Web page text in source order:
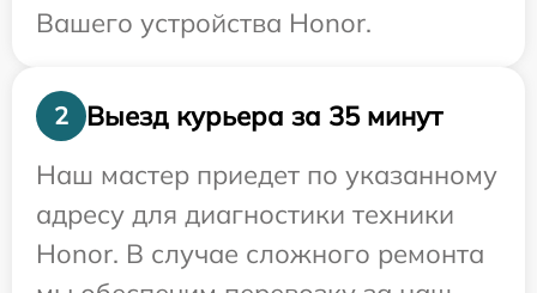
Вашего устройства Honor.
2
Выезд курьера за 35 минут
Наш мастер приедет по указанному
адресу для диагностики техники
Honor. В случае сложного ремонта